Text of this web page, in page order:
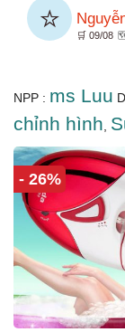
⭐ 🛒 09/08
NPP : ms Luu
chỉnh hình,
- 26%